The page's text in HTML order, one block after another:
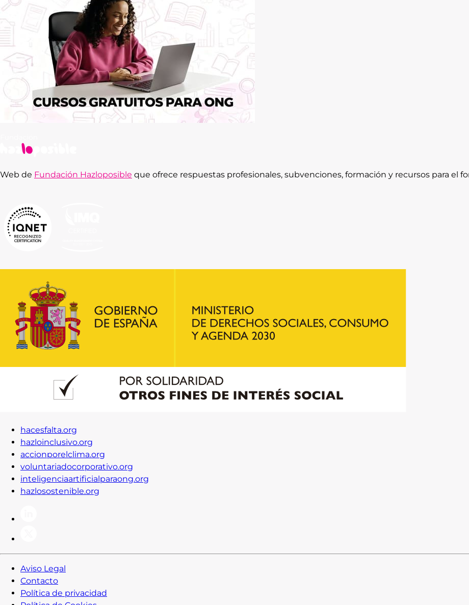
Web de Fundación Hazloposible que ofrece respuestas profesionales, subvenciones, formación y recursos para el
hacesfalta.org
hazloinclusivo.org
accionporelclima.org
voluntariadocorporativo.org
inteligenciaartificialparaong.org
hazlosostenible.org
Aviso Legal
Contacto
Política de privacidad